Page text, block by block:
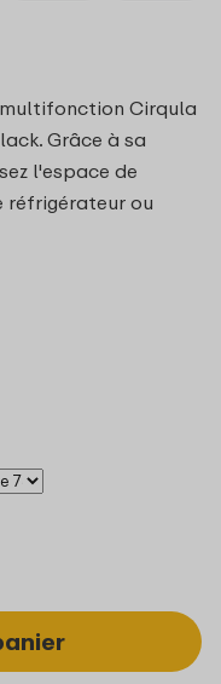
Cirqula
Grâce à sa
l'espace de
réfrigérateur ou